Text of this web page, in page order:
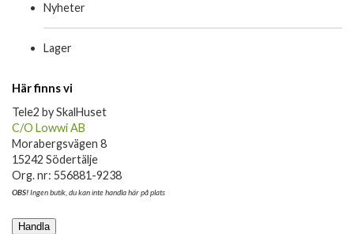
Nyheter
Lager
Här finns vi
Tele2 by SkalHuset
C/O Lowwi AB
Morabergsvägen 8
15242 Södertälje
Org. nr: 556881-9238
OBS!Ingen butik, du kan inte handla här på plats
Handla